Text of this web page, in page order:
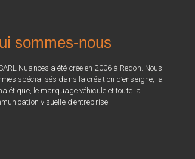
sommes-nous
Nuances a été crée en 2006 à Redon. Nous
spécialisés dans la création d’enseigne, la
le marquage véhicule et toute la
visuelle d’entreprise.